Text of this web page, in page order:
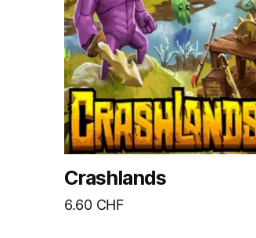
Crashlands
6.60 CHF